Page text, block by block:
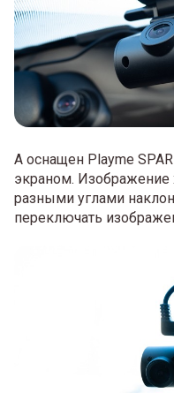
А оснащен Playme
экраном. Изображение
разными углами
переключать